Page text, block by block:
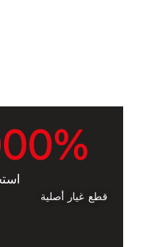
00%
قطع غيار أصلية